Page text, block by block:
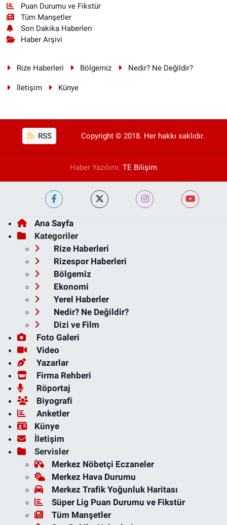
Puan Durumu ve Fikstür
Tüm Manşetler
Son Dakika Haberleri
Haber Arşivi
Rize Haberleri Bölgemiz Nedir? Ne Değildir?
İletişim Künye
RSS Copyright © 2018. Her hakkı saklıdır.
Haber Yazılımı: TE Bilişim
Ana Sayfa
Kategoriler
Rize Haberleri
Rizespor Haberleri
Bölgemiz
Ekonomi
Yerel Haberler
Nedir? Ne Değildir?
Dizi ve Film
Foto Galeri
Video
Yazarlar
Firma Rehberi
Röportaj
Biyografi
Anketler
Künye
İletişim
Servisler
Merkez Nöbetçi Eczaneler
Merkez Hava Durumu
Merkez Trafik Yoğunluk Haritası
Süper Lig Puan Durumu ve Fikstür
Tüm Manşetler